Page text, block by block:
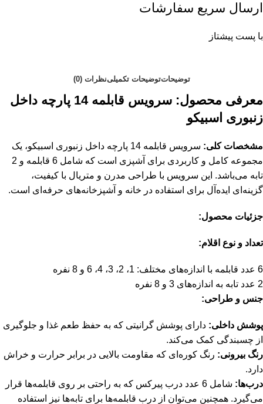
ارسال سریع سفارشات
با پست پیشتاز
توضیحاتتوضیحات تکمیلینظرات (0)
معرفی محصول: سرویس قابلمه 14 پارچه داخل
زنبوری اسبیکو
مشخصات کلی:
سرویس قابلمه 14 پارچه داخل زنبوری اسبیکو، یک
مجموعه کامل و کاربردی برای آشپزی است که شامل 6 قابلمه و 2
تابه می‌باشد. این سرویس با طراحی مدرن و متریال با کیفیت،
گزینه‌ای ایده‌آل برای استفاده در خانه و آشپزخانه‌های حرفه‌ای است.
جزئیات محصول:
تعداد و نوع اقلام:
6 عدد قابلمه با اندازه‌های مختلف: 1، 2، 3، 4، 6 و 8 نفره
2 عدد تابه به اندازه‌های 3 و 8 نفره
جنس و طراحی:
پوشش داخلی: دارای پوشش گرانیتی که به حفظ طعم غذا و جلوگیری
از چسبندگی کمک می‌کند.
رنگ بیرونی: رنگ کوره‌ای که مقاومت بالایی در برابر حرارت و خراش
دارد.
درب‌ها:
شامل 6 عدد درب پیرکس که به راحتی بر روی قابلمه‌ها قرار
می‌گیرد. همچنین می‌توان از درب قابلمه‌ها برای تابه‌ها نیز استفاده